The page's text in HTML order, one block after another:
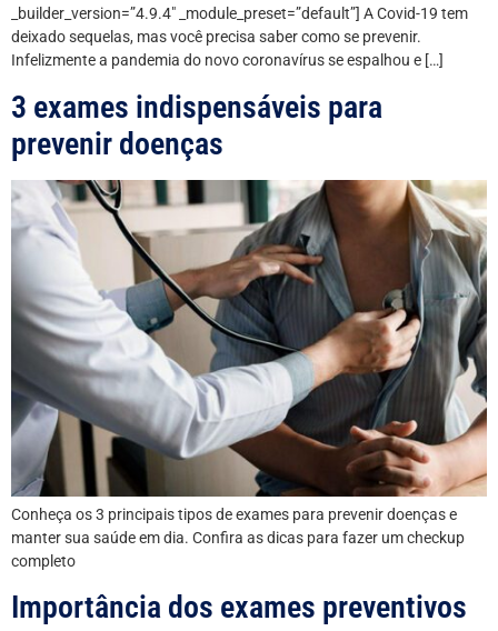
_builder_version=”4.9.4″ _module_preset=”default”] A Covid-19 tem
deixado sequelas, mas você precisa saber como se prevenir.
Infelizmente a pandemia do novo coronavírus se espalhou e […]
3 exames indispensáveis para
prevenir doenças
Conheça os 3 principais tipos de exames para prevenir doenças e
manter sua saúde em dia. Confira as dicas para fazer um checkup
completo
Importância dos exames preventivos